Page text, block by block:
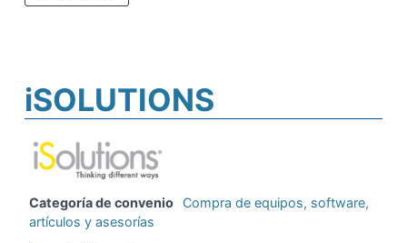
iSOLUTIONS
Categoría de convenio Compra de equipos, software,
artículos y asesorías